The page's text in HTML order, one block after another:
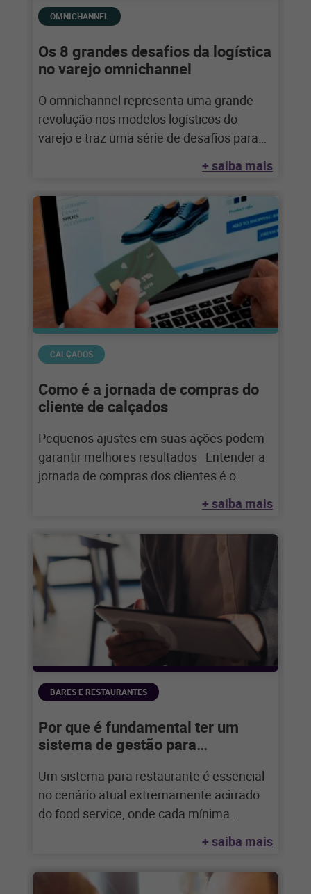
OMNICHANNEL
Os 8 grandes desafios da logística
no varejo omnichannel
O omnichannel representa uma grande
revolução nos modelos logísticos do
varejo e traz uma série de desafios para
+ saiba mais
CALÇADOS
Como é a jornada de compras do
cliente de calçados
Pequenos ajustes em suas ações podem
garantir melhores resultados Entender a
jornada de compras dos clientes é o
+ saiba mais
BARES E RESTAURANTES
Por que é fundamental ter um
sistema de gestão para
Um sistema para restaurante é essencial
no cenário atual extremamente acirrado
do food service, onde cada mínima
+ saiba mais